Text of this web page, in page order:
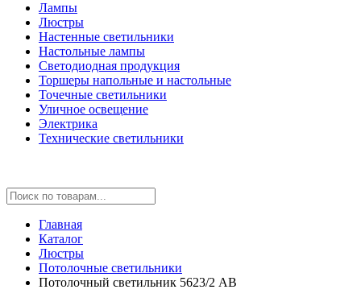
Лампы
Люстры
Настенные светильники
Настольные лампы
Светодиодная продукция
Торшеры напольные и настольные
Точечные светильники
Уличное освещение
Электрика
Технические светильники
Главная
Каталог
Люстры
Потолочные светильники
Потолочный светильник 5623/2 AB